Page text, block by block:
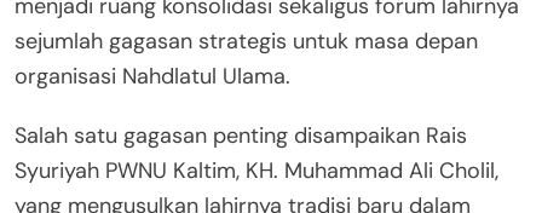
menjadi ruang konsolidasi sekaligus forum lahirnya
sejumlah gagasan strategis untuk masa depan
organisasi Nahdlatul Ulama.
Salah satu gagasan penting disampaikan Rais
Syuriyah PWNU Kaltim, KH. Muhammad Ali Cholil,
yang mengusulkan lahirnya tradisi baru dalam